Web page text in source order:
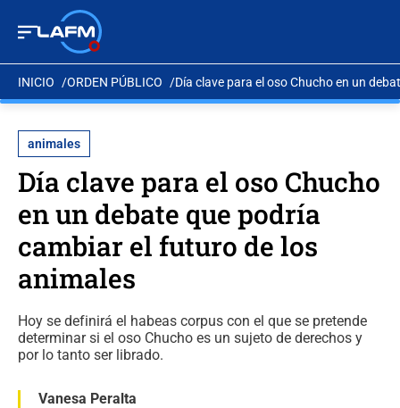
INICIO ORDEN PÚBLICO Día clave para el oso Chucho en un
animales
Día clave para el oso Chucho
en un debate que podría
cambiar el futuro de los
animales
Hoy se definirá el habeas corpus con el que se pretende
determinar si el oso Chucho es un sujeto de derechos y
por lo tanto ser librado.
Vanesa Peralta